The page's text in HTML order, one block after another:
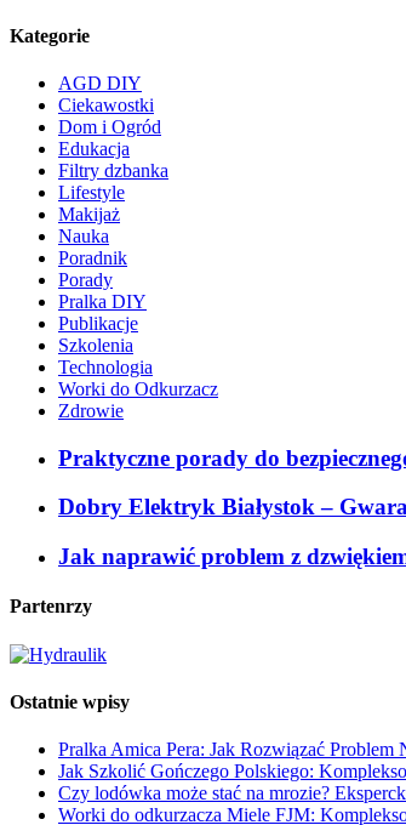
Kategorie
AGD DIY
Ciekawostki
Dom i Ogród
Edukacja
Filtry dzbanka
Lifestyle
Makijaż
Nauka
Poradnik
Porady
Pralka DIY
Publikacje
Szkolenia
Technologia
Worki do Odkurzacz
Zdrowie
Praktyczne porady do
Dobry Elektryk Białystok –
Jak naprawić problem z
Partenrzy
Ostatnie wpisy
Pralka Amica Pera: Jak Rozwiązać Problem
Jak Szkolić Gończego Polskiego:
Czy lodówka może stać na mrozie?
Worki do odkurzacza Miele FJM: